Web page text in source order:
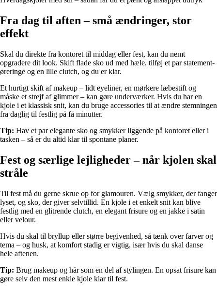
Fra dag til aften – små ændringer, stor
effekt
Skal du direkte fra kontoret til middag eller fest, kan du nemt
opgradere dit look. Skift flade sko ud med hæle, tilføj et par statement-
øreringe og en lille clutch, og du er klar.
Et hurtigt skift af makeup – lidt eyeliner, en mørkere læbestift og
måske et strejf af glimmer – kan gøre underværker. Hvis du har en
kjole i et klassisk snit, kan du bruge accessories til at ændre stemningen
fra daglig til festlig på få minutter.
Tip: Hav et par elegante sko og smykker liggende på kontoret eller i
tasken – så er du altid klar til spontane planer.
Fest og særlige lejligheder – når kjolen skal
stråle
Til fest må du gerne skrue op for glamouren. Vælg smykker, der fanger
lyset, og sko, der giver selvtillid. En kjole i et enkelt snit kan blive
festlig med en glitrende clutch, en elegant frisure og en jakke i satin
eller velour.
Hvis du skal til bryllup eller større begivenhed, så tænk over farver og
tema – og husk, at komfort stadig er vigtig, især hvis du skal danse
hele aftenen.
Tip: Brug makeup og hår som en del af stylingen. En opsat frisure kan
gøre selv den mest enkle kjole klar til fest.